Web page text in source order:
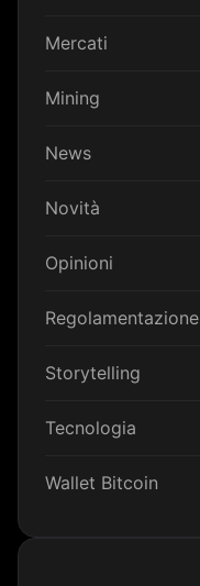
Mercati
Mining
News
Novità
Opinioni
Regolamentazione
Storytelling
Tecnologia
Wallet Bitcoin